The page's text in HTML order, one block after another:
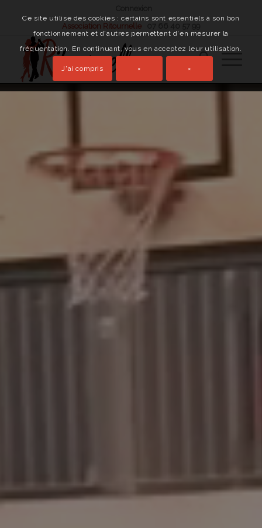
Association Ritournelle
Ce site utilise des cookies : certains sont essentiels à son bon
fonctionnement et d'autres permettent d'en mesurer la
fréquentation. En continuant, vous en acceptez leur utilisation.
J'ai compris × ×